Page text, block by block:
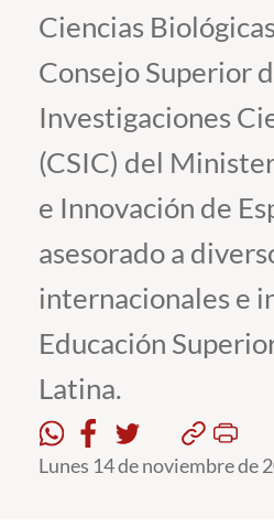
Pregrado
Postgrado
Formación Continua
Estudiantes
Académicos
Funcionarios
Alumni
English
Ciencias
Consejo Superior
Investigaciones
(CSIC) del
e Innovación de
asesorado a
internacionales e
Educación
Latina.
Lunes 14 de noviembre de